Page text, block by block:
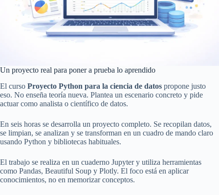
Un proyecto real para poner a prueba lo aprendido
El curso Proyecto Python para la ciencia de datos propone justo
eso. No enseña teoría nueva. Plantea un escenario concreto y pide
actuar como analista o científico de datos.
En seis horas se desarrolla un proyecto completo. Se recopilan datos,
se limpian, se analizan y se transforman en un cuadro de mando claro
usando Python y bibliotecas habituales.
El trabajo se realiza en un cuaderno Jupyter y utiliza herramientas
como Pandas, Beautiful Soup y Plotly. El foco está en aplicar
conocimientos, no en memorizar conceptos.